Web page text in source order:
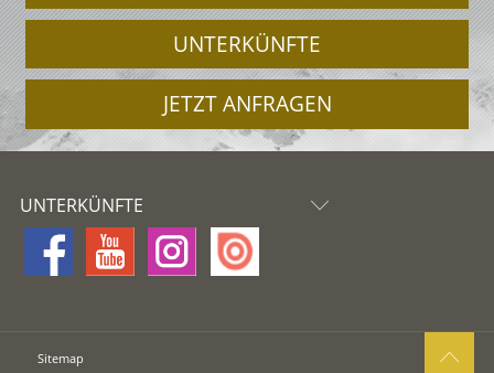
UNTERKÜNFTE
JETZT ANFRAGEN
UNTERKÜNFTE
Sitemap